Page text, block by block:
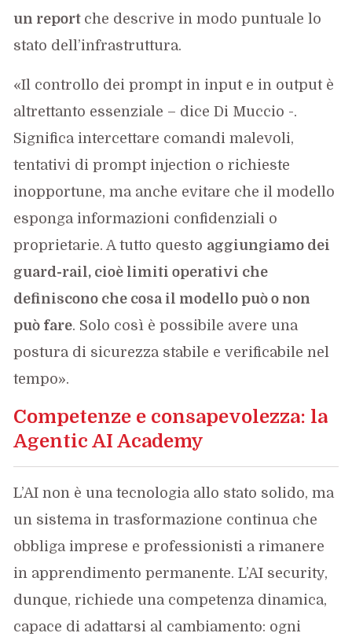
un report che descrive in modo puntuale lo
stato dell’infrastruttura.
«Il controllo dei prompt in input e in output è
altrettanto essenziale – dice Di Muccio -.
Significa intercettare comandi malevoli,
tentativi di prompt injection o richieste
inopportune, ma anche evitare che il modello
esponga informazioni confidenziali o
proprietarie. A tutto questo aggiungiamo dei
guard-rail, cioè limiti operativi che
definiscono che cosa il modello può o non
può fare. Solo così è possibile avere una
postura di sicurezza stabile e verificabile nel
tempo».
Competenze e consapevolezza: la
Agentic AI Academy
L’AI non è una tecnologia allo stato solido, ma
un sistema in trasformazione continua che
obbliga imprese e professionisti a rimanere
in apprendimento permanente. L’AI security,
dunque, richiede una competenza dinamica,
capace di adattarsi al cambiamento: ogni